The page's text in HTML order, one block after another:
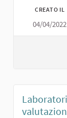
CREATO IL
04/04/2022